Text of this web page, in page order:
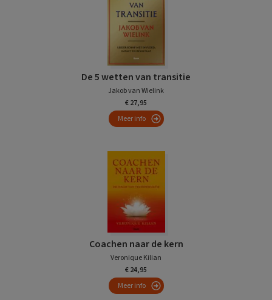
De 5 wetten van transitie
Jakob van Wielink
€ 27,95
Meer info
Coachen naar de kern
Veronique Kilian
€ 24,95
Meer info